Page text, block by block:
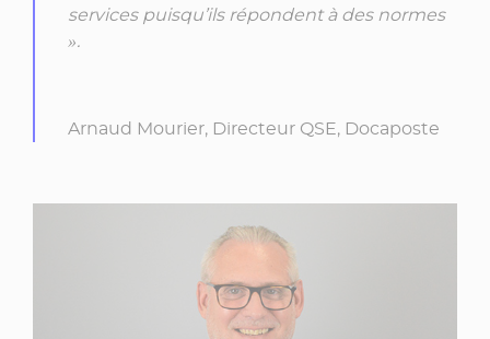
services puisqu’ils répondent à des normes
».
Arnaud Mourier, Directeur QSE, Docaposte